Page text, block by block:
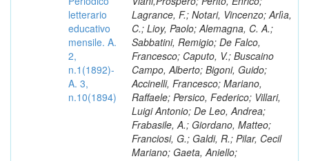
letterario
educativo
mensile. A.
2,
n.1(1892)-
A. 3,
n.10(1894)
Lagrance, F.; Notari, Vincenzo; Arlìa,
C.; Lioy, Paolo; Alemagna, C. A.;
Sabbatini, Remigio; De Falco,
Francesco; Caputo, V.; Buscaino
Campo, Alberto; Bigoni, Guido;
Accinelli, Francesco; Mariano,
Raffaele; Persico, Federico; Villari,
Luigi Antonio; De Leo, Andrea;
Frabasile, A.; Giordano, Matteo;
Franciosi, G.; Galdi, R.; Pilar, Cecil
Mariano; Gaeta, Aniello;